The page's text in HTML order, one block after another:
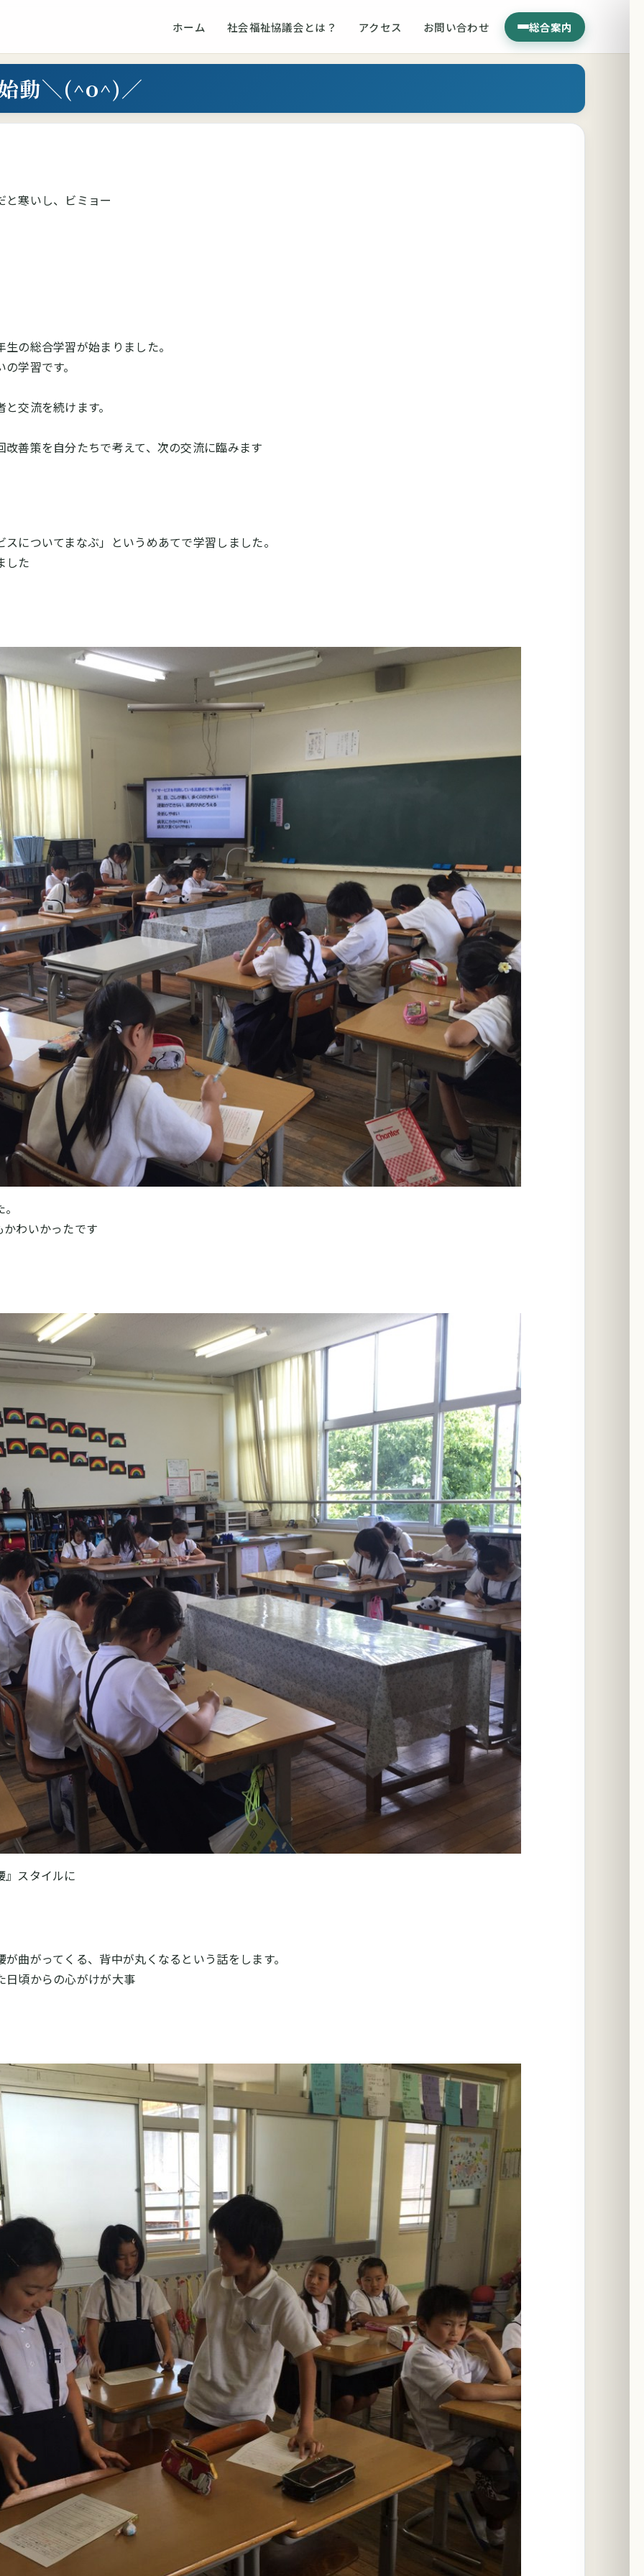
ホーム 社会福祉協議会とは？ アクセス お問い合わせ 総合案内
動＼(^o^)／
寒いし、ビミョー
の総合学習が始まりました。
学習です。
交流を続けます。
善策を自分たちで考えて、次の交流に臨みます
についてまなぶ」というめあてで学習しました。
した
わいかったです
』スタイルに
曲がってくる、背中が丸くなるという話をします。
日頃からの心がけが大事